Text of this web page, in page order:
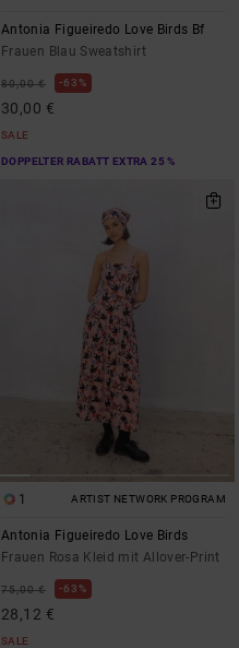
Antonia Figueiredo Love Birds Bf
Frauen Blau Sweatshirt
80,00 € 63%
30,00 €
SALE
DOPPELTER RABATT EXTRA 25 %
1 ARTIST NETWORK PROGRAM
Antonia Figueiredo Love Birds
Frauen Rosa Kleid mit Allover-Print
75,00 € 63%
28,12 €
SALE